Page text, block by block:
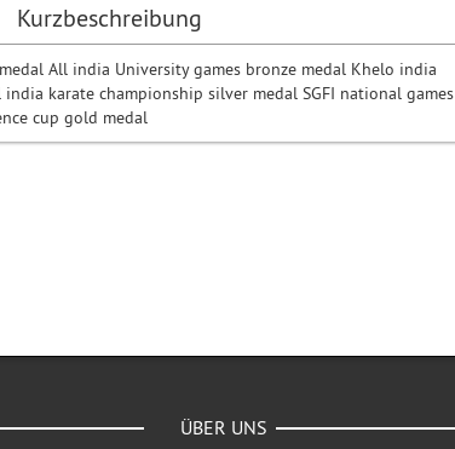
Kurzbeschreibung
All india University games bronze medal Khelo india
karate championship silver medal SGFI national games
cup gold medal
ÜBER UNS